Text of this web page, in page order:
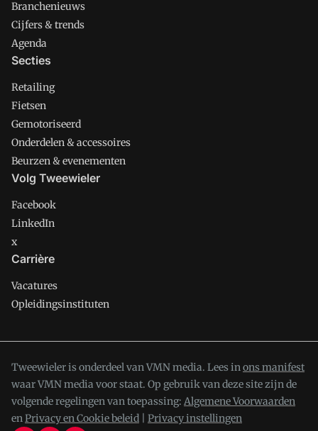
Branchenieuws
Cijfers & trends
Agenda
Secties
Retailing
Fietsen
Gemotoriseerd
Onderdelen & accessoires
Beurzen & evenementen
Volg Tweewieler
Facebook
LinkedIn
x
Carrière
Vacatures
Opleidingsinstituten
Tweewieler is onderdeel van VMN media. Lees inons manifest
waar VMN media voor staat. Op gebruik van deze site zijn de
volgende regelingen van toepassing: Algemene Voorwaarden
enPrivacy en Cookie beleid Privacy instellingen